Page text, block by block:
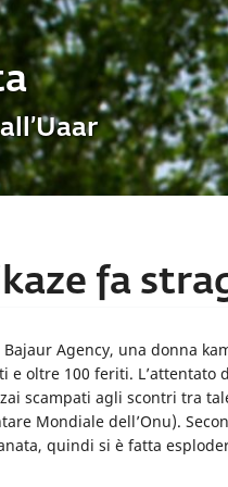
fa
Agency, una donna
e oltre 100 feriti. L’attentato
scampati agli scontri tra
Mondiale dell’Onu).
quindi si è fatta